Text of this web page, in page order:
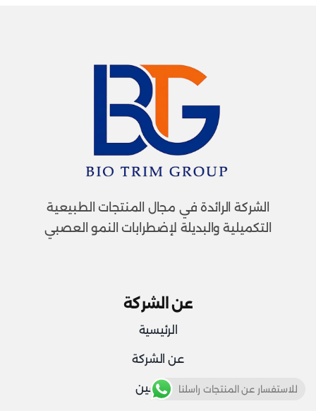
الشركة الرائدة في مجال المنتجات الطبيعية
التكميلية والبديلة لإضطرابات النمو العصبي
عن الشركة
الرئيسية
عن الشركة
الموزعينللاستفسار عن المنتجات راسلنا